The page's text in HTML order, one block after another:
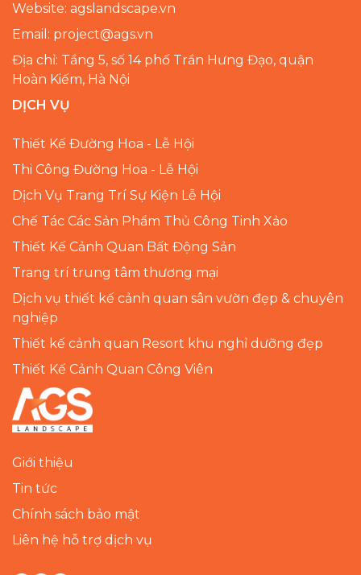
Website: agslandscape.vn
Email: project@ags.vn
Địa chỉ: Tầng 5, số 14 phố Trần Hưng Đạo, quận
Hoàn Kiếm, Hà Nội
DỊCH VỤ
Thiết Kế Đường Hoa - Lễ Hội
Thi Công Đường Hoa - Lễ Hội
Dịch Vụ Trang Trí Sự Kiện Lễ Hội
Chế Tác Các Sản Phẩm Thủ Công Tinh Xảo
Thiết Kế Cảnh Quan Bất Động Sản
Trang trí trung tâm thương mại
Dịch vụ thiết kế cảnh quan sân vườn đẹp & chuyên
nghiệp
Thiết kế cảnh quan Resort khu nghỉ dưỡng đẹp
Thiết Kế Cảnh Quan Công Viên
Giới thiệu
Tin tức
Chính sách bảo mật
Liên hệ hỗ trợ dịch vụ